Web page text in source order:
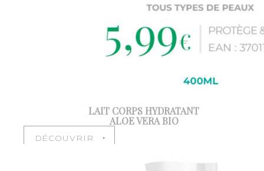
LAIT CORPS HYDRATANT
ALOE VERA BIO
DÉCOUVRIR ‣